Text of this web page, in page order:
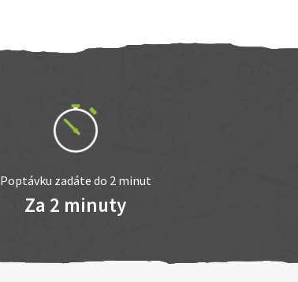
Poptávku zadáte do 2 minut
Za 2 minuty